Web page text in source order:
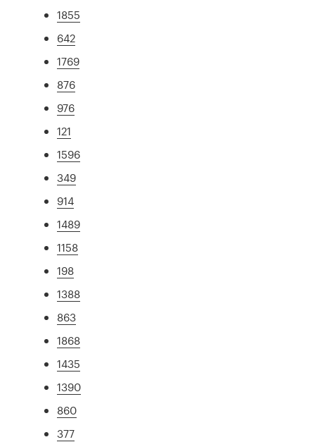
1855
642
1769
876
976
121
1596
349
914
1489
1158
198
1388
863
1868
1435
1390
860
377